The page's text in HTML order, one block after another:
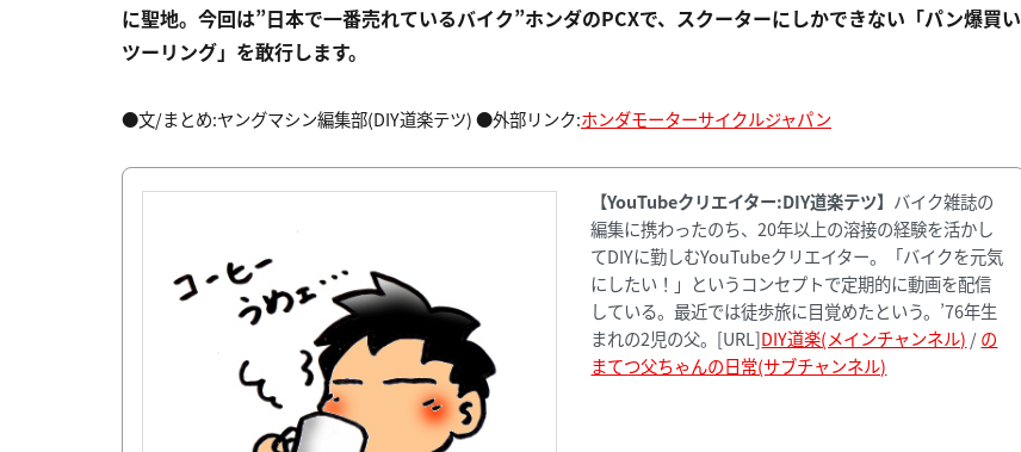
に聖地。今回は”日本で一番売れているバイク”ホンダのPCXで、スクーターにしかできない「パン爆買い
ツーリング」を敢行します。
●文/まとめ:ヤングマシン編集部(DIY道楽テツ) ●外部リンク:ホンダモーターサイクルジャパン
【YouTubeクリエイター:DIY道楽テツ】 バイク雑誌の
編集に携わったのち、20年以上の溶接の経験を活かし
てDIYに勤しむYouTubeクリエイター。「バイクを元気
にしたい！」というコンセプトで定期的に動画を配信
している。最近では徒歩旅に目覚めたという。’76年生
まれの2児の父。[URL]DIY道楽(メインチャンネル) /の
まてつ父ちゃんの日常(サブチャンネル)